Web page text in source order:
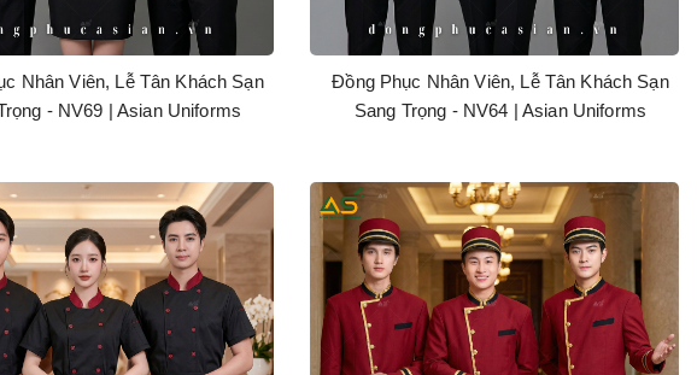
Nhân Viên, Lễ Tân Khách Sạn
- NV69 | Asian Uniforms
Đồng Phục Nhân Viên, Lễ Tân Khách Sạn
Sang Trọng - NV64 | Asian Uniforms